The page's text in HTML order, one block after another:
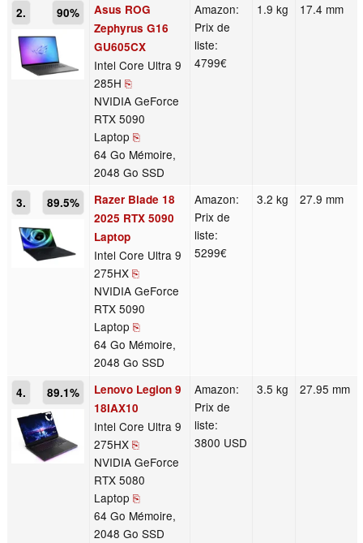
2. 90%
Asus ROG
Zephyrus G16
GU605CX
Intel Core Ultra 9
285H ⎘
NVIDIA GeForce
RTX 5090
Laptop ⎘
64 Go Mémoire,
2048 Go SSD
Amazon:
Prix de
liste:
4799€
1.9 kg 17.4 mm
3. 89.5%
Razer Blade 18
2025 RTX 5090
Laptop
Intel Core Ultra 9
275HX ⎘
NVIDIA GeForce
RTX 5090
Laptop ⎘
64 Go Mémoire,
2048 Go SSD
Amazon:
Prix de
liste:
5299€
3.2 kg 27.9 mm
4. 89.1%
Lenovo Legion 9
18IAX10
Intel Core Ultra 9
275HX ⎘
NVIDIA GeForce
RTX 5080
Laptop ⎘
64 Go Mémoire,
2048 Go SSD
Amazon:
Prix de
liste:
3800 USD
3.5 kg 27.95 mm